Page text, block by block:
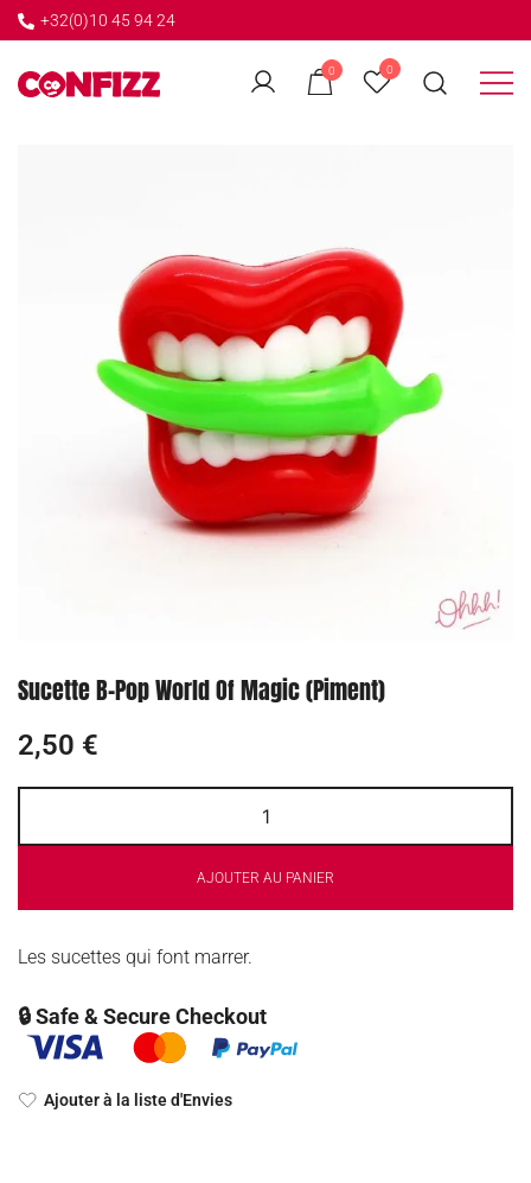
+32(0)10 45 94 24
0 0
← GO BACK
Sucette B-Pop World Of Magic (Piment)
2,50 €
AJOUTER AU PANIER
Les sucettes qui font marrer.
🔒 Safe & Secure Checkout
Ajouter à la liste d'Envies